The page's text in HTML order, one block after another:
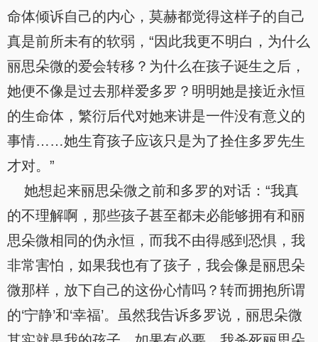
命体倾诉自己的内心，莫赫都觉得这样子的自己
真是前所未有的软弱，“因此我更不明白，为什么
丽思朵微的爱会转移？为什么在孩子诞生之后，
她便不像是过去那样爱多罗？明明她是接近永恒
的生命体，繁衍后代对她来讲是一件没有意义的
事情……她生育孩子应该只是为了拴住多罗先生
才对。”
她想起来丽思朵微之前和多罗的对话：“我真
的不理解啊，那些孩子甚至都未必能够拥有和丽
思朵微相同的伪永恒，而我不由得感到恐惧，我
非常害怕，如果我也有了孩子，我会像是丽思朵
微那样，放下自己的这份心情吗？转而拥抱所谓
的‘宁静’和‘幸福’。虽然我告诉多罗说，丽思朵微